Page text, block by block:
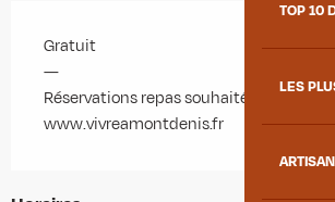
TOP 10
LES
Gratuit
—
Réservations repas souhaitées sur :
www.vivreamontdenis.fr